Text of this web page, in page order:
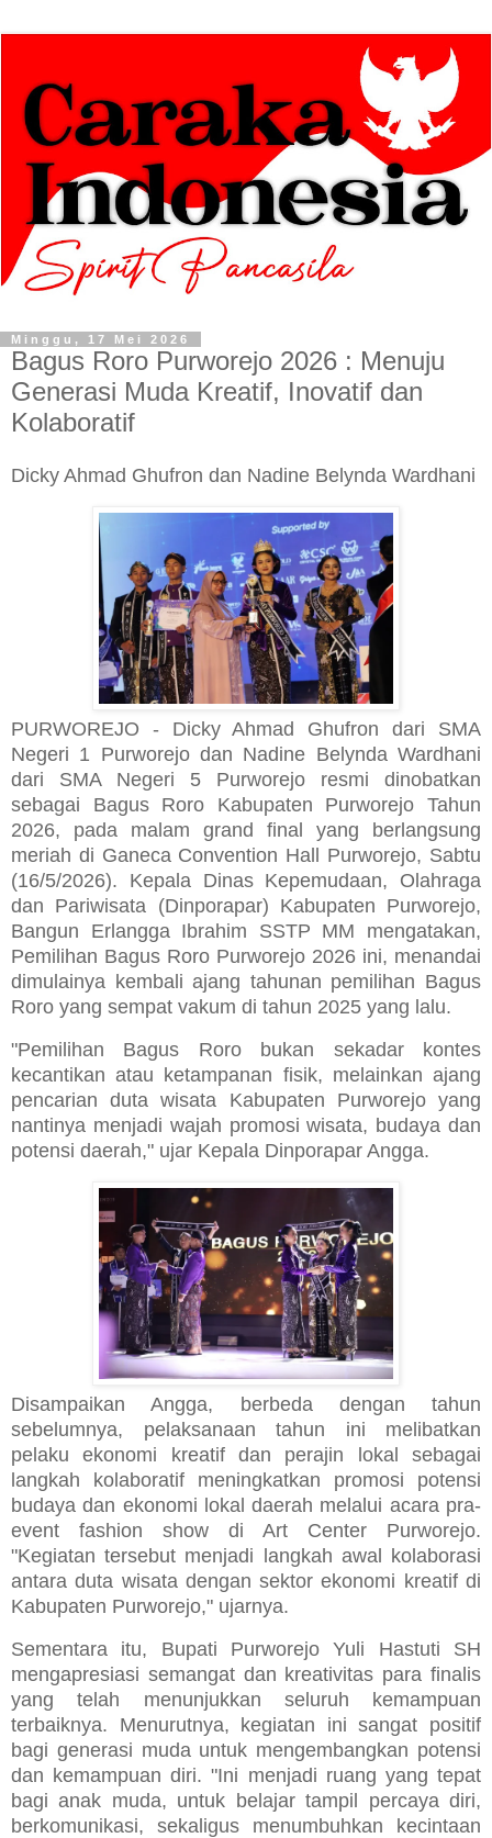
Minggu, 17 Mei 2026
Bagus Roro Purworejo 2026 : Menuju
Generasi Muda Kreatif, Inovatif dan
Kolaboratif
Dicky Ahmad Ghufron dan Nadine Belynda Wardhani
PURWOREJO - Dicky Ahmad Ghufron dari SMA
Negeri 1 Purworejo dan Nadine Belynda Wardhani
dari SMA Negeri 5 Purworejo resmi dinobatkan
sebagai Bagus Roro Kabupaten Purworejo Tahun
2026, pada malam grand final yang berlangsung
meriah di Ganeca Convention Hall Purworejo, Sabtu
(16/5/2026). Kepala Dinas Kepemudaan, Olahraga
dan Pariwisata (Dinporapar) Kabupaten Purworejo,
Bangun Erlangga Ibrahim SSTP MM mengatakan,
Pemilihan Bagus Roro Purworejo 2026 ini, menandai
dimulainya kembali ajang tahunan pemilihan Bagus
Roro yang sempat vakum di tahun 2025 yang lalu.
"Pemilihan Bagus Roro bukan sekadar kontes
kecantikan atau ketampanan fisik, melainkan ajang
pencarian duta wisata Kabupaten Purworejo yang
nantinya menjadi wajah promosi wisata, budaya dan
potensi daerah," ujar Kepala Dinporapar Angga.
Disampaikan Angga, berbeda dengan tahun
sebelumnya, pelaksanaan tahun ini melibatkan
pelaku ekonomi kreatif dan perajin lokal sebagai
langkah kolaboratif meningkatkan promosi potensi
budaya dan ekonomi lokal daerah melalui acara pra-
event fashion show di Art Center Purworejo.
"Kegiatan tersebut menjadi langkah awal kolaborasi
antara duta wisata dengan sektor ekonomi kreatif di
Kabupaten Purworejo," ujarnya.
Sementara itu, Bupati Purworejo Yuli Hastuti SH
mengapresiasi semangat dan kreativitas para finalis
yang telah menunjukkan seluruh kemampuan
terbaiknya. Menurutnya, kegiatan ini sangat positif
bagi generasi muda untuk mengembangkan potensi
dan kemampuan diri. "Ini menjadi ruang yang tepat
bagi anak muda, untuk belajar tampil percaya diri,
berkomunikasi, sekaligus menumbuhkan kecintaan